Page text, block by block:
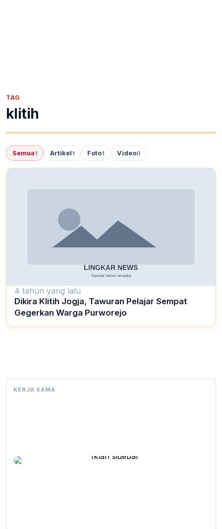
TAG
klitih
Semua1 Artikel1 Foto1 Video0
4 tahun yang lalu
Dikira Klitih Jogja, Tawuran Pelajar Sempat
Gegerkan Warga Purworejo
KERJA SAMA